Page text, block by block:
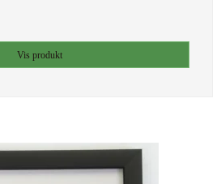
Vis produkt